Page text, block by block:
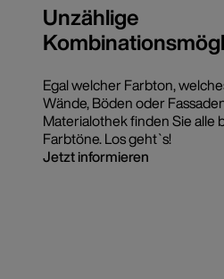
Unzählige
Egal welcher Farbton,
Wände, Böden oder
Materialothek finden Sie alle
Farbtöne. Los geht`s!
Jetzt informieren